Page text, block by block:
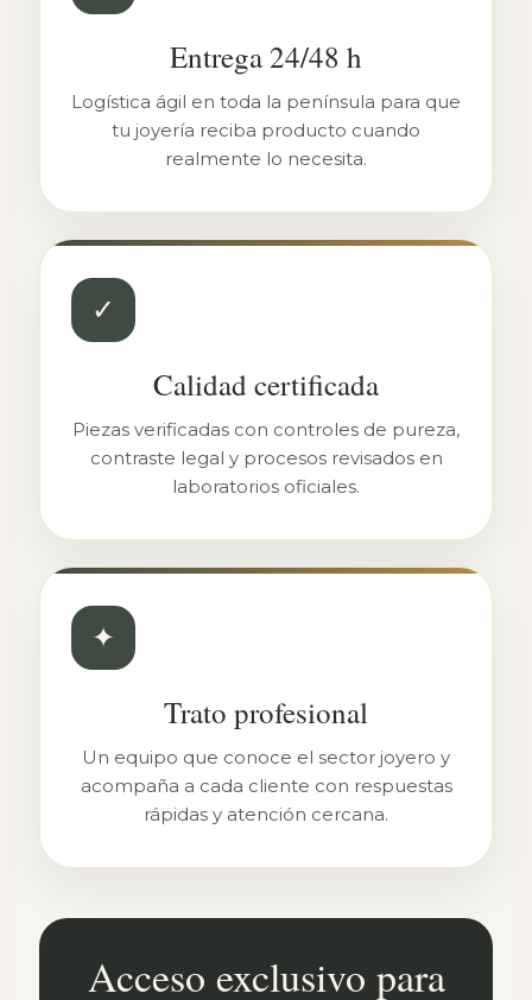
Entrega 24/48 h
Logística ágil en toda la península para que
tu joyería reciba producto cuando
realmente lo necesita.
✓
Calidad certificada
Piezas verificadas con controles de pureza,
contraste legal y procesos revisados en
laboratorios oficiales.
✦
Trato profesional
Un equipo que conoce el sector joyero y
acompaña a cada cliente con respuestas
rápidas y atención cercana.
Acceso exclusivo para